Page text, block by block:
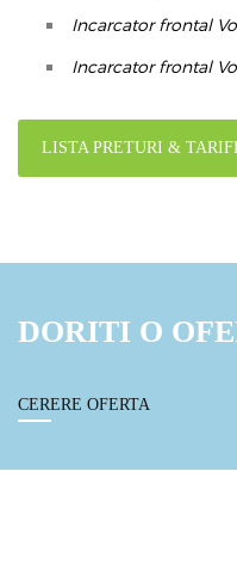
Incarcator frontal
Incarcator frontal
LISTA PRETURI &
DORITI O
CERERE OFERTA